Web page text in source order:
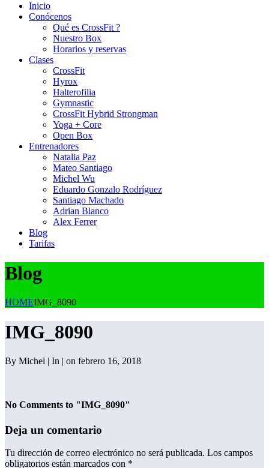
Inicio
Conócenos
Qué es CrossFit ?
Nuestro Box
Horarios y reservas
Clases
CrossFit
Hyrox
Halterofilia
Gymnastic
CrossFit Hybrid Strongman
Yoga + Core
Open Box
Entrenadores
Natalia Paz
Mateo Santiago
Michel Wu
Eduardo Gonzalo Rodríguez
Santiago Machado
Adrian Blanco
Alex Ferrer
Blog
Tarifas
Blog
HOMEIMG_8090
IMG_8090
By Michel | In | on febrero 16, 2018
No Comments to "IMG_8090"
Deja un comentario
Tu dirección de correo electrónico no será publicada. Los campos
obligatorios están marcados con *